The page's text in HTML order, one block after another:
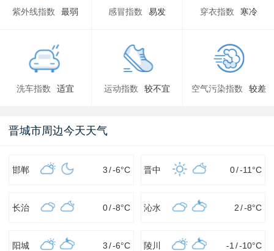
紫外线指数 最弱 感冒指数 易发 穿衣指数 寒冷
洗车指数 适宜 运动指数 较不宜 空气污染指数 较差
晋城市周边今天天气
邯郸 3/-6°C 晋中 0/-11 °C
长治 0/-8°C 沁水 2 /-8°C
阳城 3/-6°C 陵川 -1 /-10°C